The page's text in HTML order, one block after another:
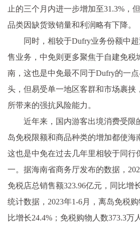
止的三个月内进一步增加至31.3%，
品类因缺货致销量和利润略有下降。
同时，相较于Dufry业务份额中
售业务，中免则更多聚焦于自建免税
南，这也是中免最不同于Dufry的一
头，但易受单一地区客群和市场裹挟
所带来的强抗风险能力。
近年来，国内游客出境消费受限
岛免税限额和商品种类的增加都使海
这也是中免在过去几年里相较于同行
一。据海南省商务厅发布的数据，
免税店总销售额323.96亿元，同比增
统计数据，2023年1-6月，离岛免税
比增长24.4%；免税购物人数373.3万